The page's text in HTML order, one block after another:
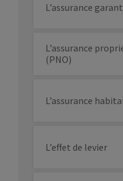
L’assurance
L’assurance
(PNO)
L’assurance
L’effet de levier